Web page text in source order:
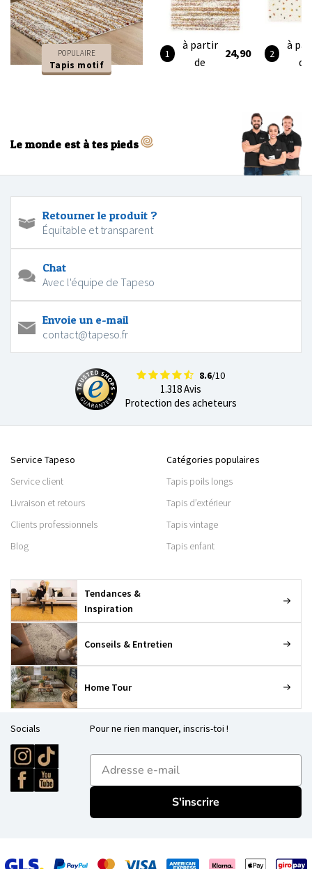
POPULAIRE
Tapis motif
à partir
de
24,90
à
de
Le monde est à tes pieds
Retourner le produit ?
Équitable et transparent
Chat
Avec l'équipe de Tapeso
Envoie un e-mail
contact@tapeso.fr
8.6/10
1.318 Avis
Protection des acheteurs
Service Tapeso
Service client
Livraison et retours
Clients professionnels
Blog
Catégories populaires
Tapis poils longs
Tapis d’extérieur
Tapis vintage
Tapis enfant
Tendances &
Inspiration
Conseils & Entretien
Home Tour
Socials Pour ne rien manquer, inscris-toi !
E-mailadres
S'inscrire